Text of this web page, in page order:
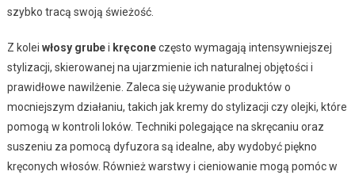
szybko tracą swoją świeżość.
Z kolei włosy grubei kręconeczęsto wymagają intensywniejszej
stylizacji, skierowanej na ujarzmienie ich naturalnej objętości i
prawidłowe nawilżenie. Zaleca się używanie produktów o
mocniejszym działaniu, takich jak kremy do stylizacji czy olejki, które
pomogą w kontroli loków. Techniki polegające na skręcaniu oraz
suszeniu za pomocą dyfuzora są idealne, aby wydobyć piękno
kręconych włosów. Również warstwy i cieniowanie mogą pomóc w